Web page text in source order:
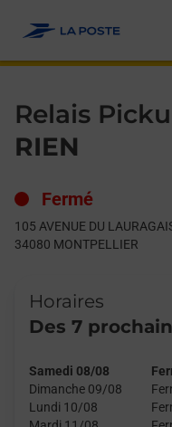
Relais
RIEN
Fermé
105 AVENUE DU
34080 MONTPELLIER
Horaires
Des 7
Samedi 08/08
Dimanche 09/08
Lundi 10/08